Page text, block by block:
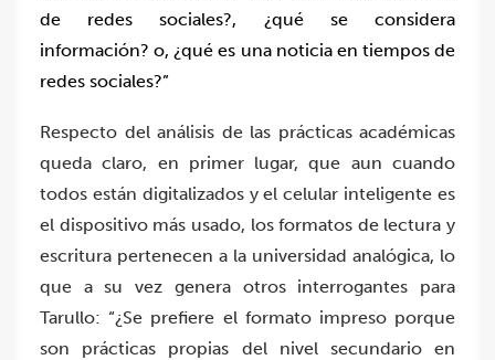
de redes sociales?, ¿qué se considera
información? o, ¿qué es una noticia en tiempos de
redes sociales?”
Respecto del análisis de las prácticas académicas
queda claro, en primer lugar, que aun cuando
todos están digitalizados y el celular inteligente es
el dispositivo más usado, los formatos de lectura y
escritura pertenecen a la universidad analógica, lo
que a su vez genera otros interrogantes para
Tarullo: “¿Se prefiere el formato impreso porque
son prácticas propias del nivel secundario en